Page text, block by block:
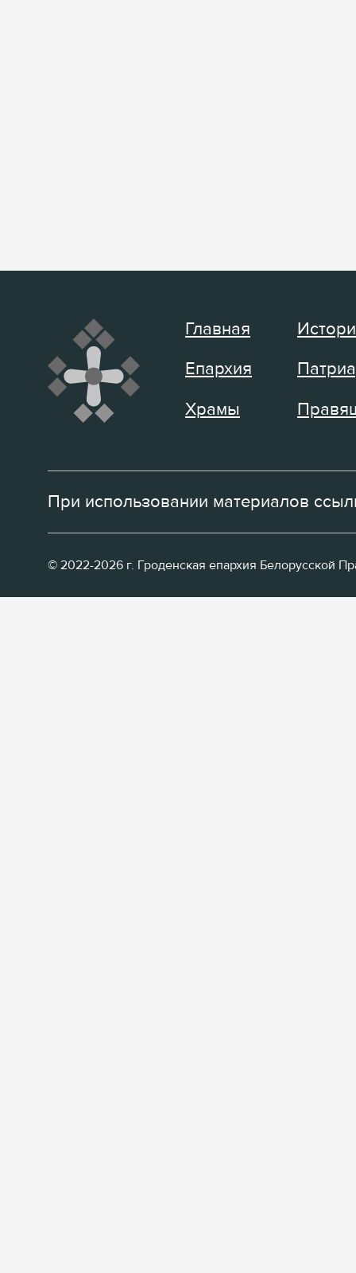
Главная
Епархия
Храмы
При использовании материалов
© 2022-2026 г. Гроденская епархия Белорусской